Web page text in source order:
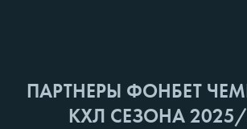
ПАРТНЕРЫ ФОНБЕТ
КХЛ СЕЗОНА